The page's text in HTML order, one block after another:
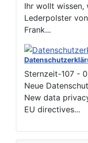
Ihr wollt wissen,
Lederpolster
Frank...
Sternzeit-107 -
Neue
New data
EU directives...